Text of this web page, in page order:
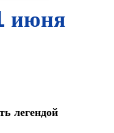
июня
легендой